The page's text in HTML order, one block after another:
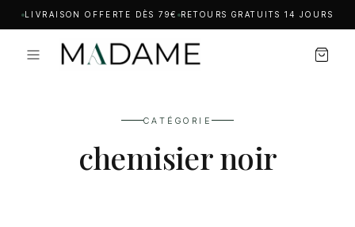
LIVRAISON OFFERTE DÈS 79€ RETOURS GRATUITS 14 JOURS
CATÉGORIE
chemisier noir